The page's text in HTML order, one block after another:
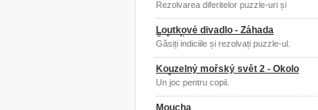
Rezolvarea diferitelor puzzle-uri și
Loutkové divadlo - Záhada
Štěstíkova
Găsiți indiciile și rezolvați puzzle-ul.
Kouzelný mořský svět 2 - Okolo
světa
Un joc pentru copii.
Moucha